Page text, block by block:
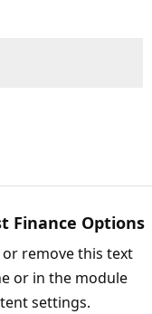
Finance Options
or remove this text
or in the module
settings.